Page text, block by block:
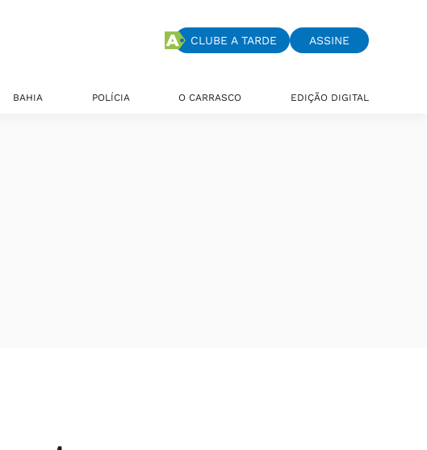
CLUBE A TARDE ASSINE
BAHIA POLÍCIA O CARRASCO EDIÇÃO DIGITAL